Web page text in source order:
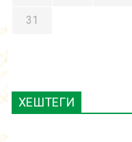
31
ХЕШТЕГИ